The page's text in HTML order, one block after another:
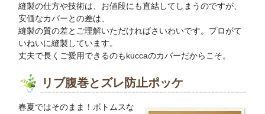
縫製の仕方や技術は、お値段にも直結してしまうのですが、
安価なカバーとの差は、
縫製の質の差とご理解いただければさいわいです。プロがて
いねいに縫製しています。
丈夫で長くご愛用できるのもkuccaのカバーだからこそ。
リブ腹巻とズレ防止ポッケ
春夏ではそのまま！ボトムスな